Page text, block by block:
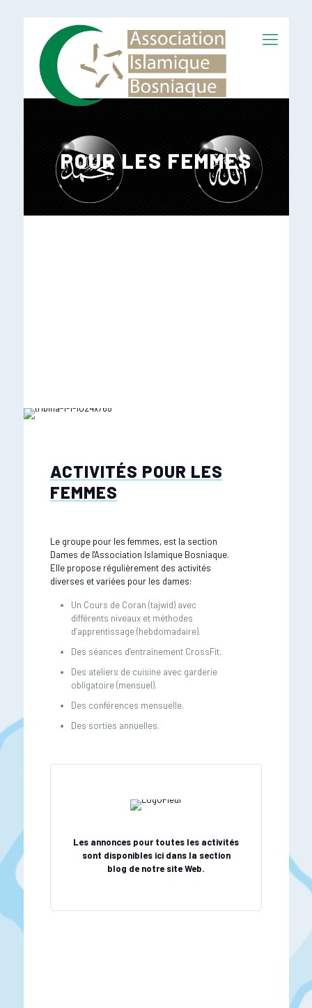
POUR LES FEMMES
ACTIVITÉS POUR LES
FEMMES
Le groupe pour les femmes, est la section
Dames de l'Association Islamique Bosniaque.
Elle propose régulièrement des activités
diverses et variées pour les dames:
Un Cours de Coran (tajwid) avec
différents niveaux et méthodes
d’apprentissage (hebdomadaire).
Des séances d’entrainement CrossFit.
Des ateliers de cuisine avec garderie
obligatoire (mensuel).
Des conférences mensuelle.
Des sorties annuelles.
Les annonces pour toutes les activités
sont disponibles ici dans la section
blog de notre site Web.